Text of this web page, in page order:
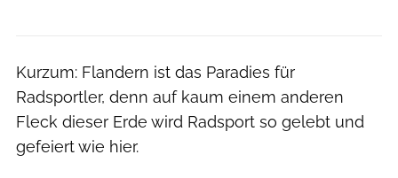
Kurzum: Flandern ist das Paradies für
Radsportler, denn auf kaum einem anderen
Fleck dieser Erde wird Radsport so gelebt und
gefeiert wie hier.